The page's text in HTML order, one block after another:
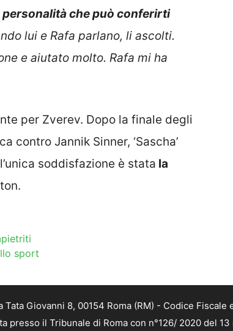
personalità che può conferirti
lui e Rafa parlano, li ascolti.
e aiutato molto. Rafa mi ha
per Zverev. Dopo la finale degli
contro Jannik Sinner, ‘Sascha’
soddisfazione è stata la
sport
Tata Giovanni 8, 00154 Roma (RM) - Codice Fiscale
presso il Tribunale di Roma con n°126/ 2020 del 13